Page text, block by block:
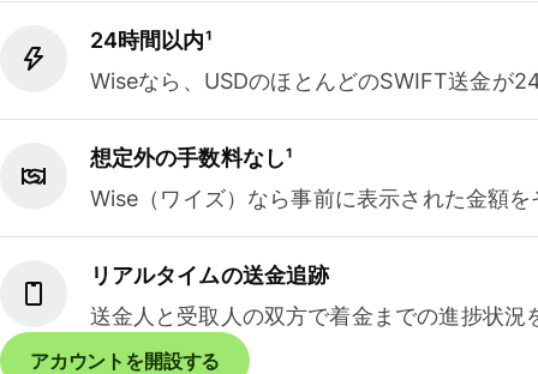
24時間以内¹
Wiseなら、USDのほとんどのSWIFT送金が
想定外の手数料なし¹
Wise（ワイズ）なら事前に表示された金額
リアルタイムの送金追跡
送金人と受取人の双方で着金までの進捗状況
アカウントを開設する